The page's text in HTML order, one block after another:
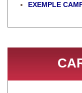
EXEMPLE